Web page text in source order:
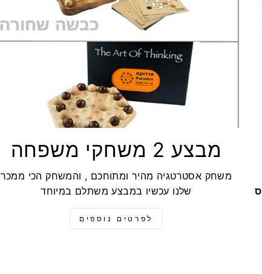
מבצע 2 משחקי משפחה
משחק אסטרטגיה מהיר ומתוחכם , והמשחק הכי ממכר
שלנו עכשיו במבצע משתלם במיוחד
לפרטים נוספים